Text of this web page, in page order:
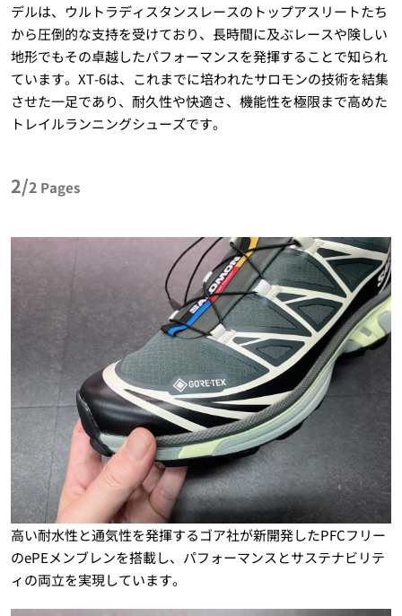
デルは、ウルトラディスタンスレースのトップアスリートたち
から圧倒的な支持を受けており、長時間に及ぶレースや険しい
地形でもその卓越したパフォーマンスを発揮することで知られ
ています。XT-6は、これまでに培われたサロモンの技術を結集
させた一足であり、耐久性や快適さ、機能性を極限まで高めた
トレイルランニングシューズです。
2/2 Pages
高い耐水性と通気性を発揮するゴア社が新開発したPFCフリー
のePEメンブレンを搭載し、パフォーマンスとサステナビリテ
ィの両立を実現しています。